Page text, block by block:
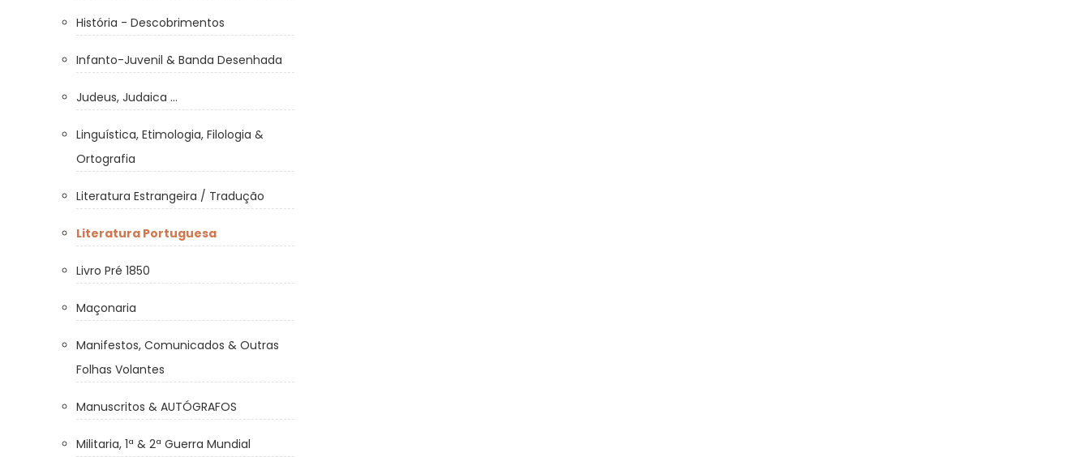
História - Descobrimentos
Infanto-Juvenil & Banda Desenhada
Judeus, Judaica ...
Linguística, Etimologia, Filologia &
Ortografia
Literatura Estrangeira / Tradução
Literatura Portuguesa
Livro Pré 1850
Maçonaria
Manifestos, Comunicados & Outras
Folhas Volantes
Manuscritos & AUTÓGRAFOS
Militaria, 1ª & 2ª Guerra Mundial